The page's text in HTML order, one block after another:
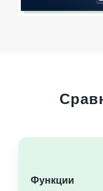
Функции